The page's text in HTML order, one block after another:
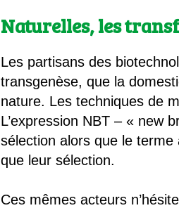
Naturelles, les
Les partisans des
transgenèse, que la
nature. Les techniques de
L’expression NBT – « new
sélection alors que le terme
que leur sélection.
Ces mêmes acteurs